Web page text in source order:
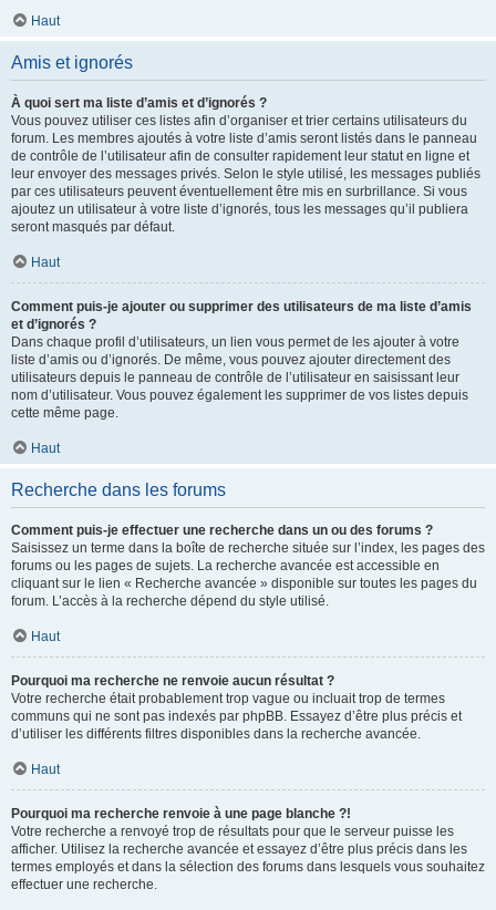
Haut
Amis et ignorés
À quoi sert ma liste d’amis et d’ignorés ?
Vous pouvez utiliser ces listes afin d’organiser et trier certains utilisateurs du
forum. Les membres ajoutés à votre liste d’amis seront listés dans le panneau
de contrôle de l’utilisateur afin de consulter rapidement leur statut en ligne et
leur envoyer des messages privés. Selon le style utilisé, les messages publiés
par ces utilisateurs peuvent éventuellement être mis en surbrillance. Si vous
ajoutez un utilisateur à votre liste d’ignorés, tous les messages qu’il publiera
seront masqués par défaut.
Haut
Comment puis-je ajouter ou supprimer des utilisateurs de ma liste d’amis
et d’ignorés ?
Dans chaque profil d’utilisateurs, un lien vous permet de les ajouter à votre
liste d’amis ou d’ignorés. De même, vous pouvez ajouter directement des
utilisateurs depuis le panneau de contrôle de l’utilisateur en saisissant leur
nom d’utilisateur. Vous pouvez également les supprimer de vos listes depuis
cette même page.
Haut
Recherche dans les forums
Comment puis-je effectuer une recherche dans un ou des forums ?
Saisissez un terme dans la boîte de recherche située sur l’index, les pages des
forums ou les pages de sujets. La recherche avancée est accessible en
cliquant sur le lien « Recherche avancée » disponible sur toutes les pages du
forum. L’accès à la recherche dépend du style utilisé.
Haut
Pourquoi ma recherche ne renvoie aucun résultat ?
Votre recherche était probablement trop vague ou incluait trop de termes
communs qui ne sont pas indexés par phpBB. Essayez d’être plus précis et
d’utiliser les différents filtres disponibles dans la recherche avancée.
Haut
Pourquoi ma recherche renvoie à une page blanche ?!
Votre recherche a renvoyé trop de résultats pour que le serveur puisse les
afficher. Utilisez la recherche avancée et essayez d’être plus précis dans les
termes employés et dans la sélection des forums dans lesquels vous souhaitez
effectuer une recherche.